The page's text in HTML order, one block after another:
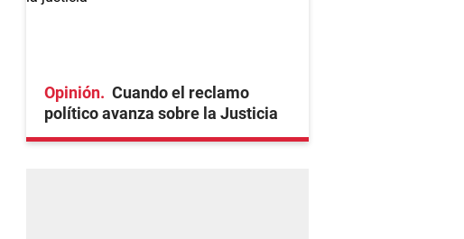
Opinión
Cuando el reclamo
político avanza sobre la Justicia